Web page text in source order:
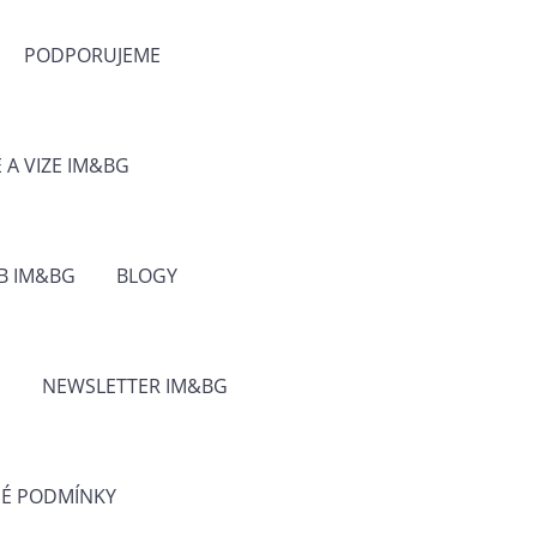
PODPORUJEME
A VIZE IM&BG
IM&BG BLOGY
NEWSLETTER IM&BG
PODMÍNKY